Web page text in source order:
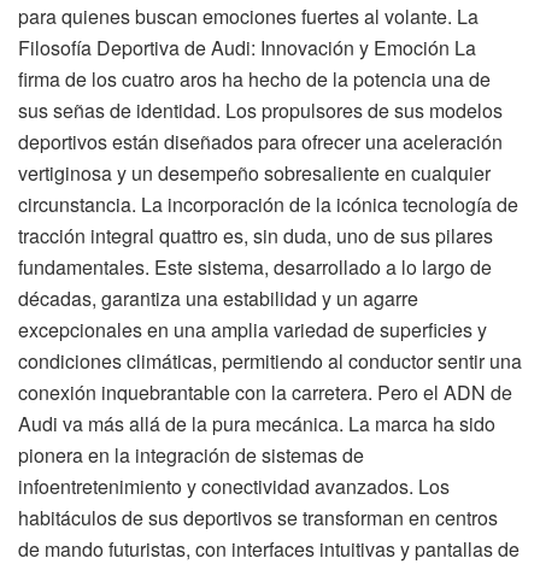
para quienes buscan emociones fuertes al volante. La
Filosofía Deportiva de Audi: Innovación y Emoción La
firma de los cuatro aros ha hecho de la potencia una de
sus señas de identidad. Los propulsores de sus modelos
deportivos están diseñados para ofrecer una aceleración
vertiginosa y un desempeño sobresaliente en cualquier
circunstancia. La incorporación de la icónica tecnología de
tracción integral quattro es, sin duda, uno de sus pilares
fundamentales. Este sistema, desarrollado a lo largo de
décadas, garantiza una estabilidad y un agarre
excepcionales en una amplia variedad de superficies y
condiciones climáticas, permitiendo al conductor sentir una
conexión inquebrantable con la carretera. Pero el ADN de
Audi va más allá de la pura mecánica. La marca ha sido
pionera en la integración de sistemas de
infoentretenimiento y conectividad avanzados. Los
habitáculos de sus deportivos se transforman en centros
de mando futuristas, con interfaces intuitivas y pantallas de